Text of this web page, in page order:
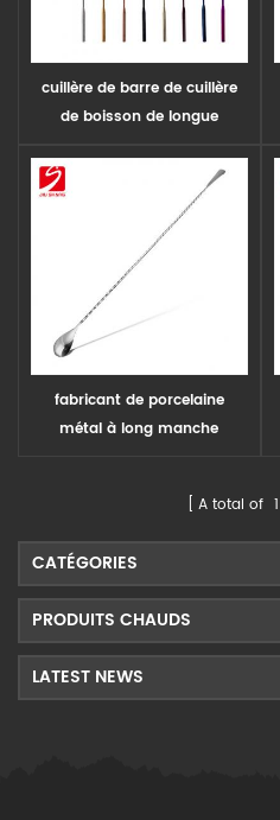
cuillère de barre de cuillère
de boisson de longue
cuillère de barre de cuillère
multifonctionnelle
fabricant de porcelaine
métal à long manche
A total of 1
CATÉGORIES
PRODUITS CHAUDS
LATEST NEWS